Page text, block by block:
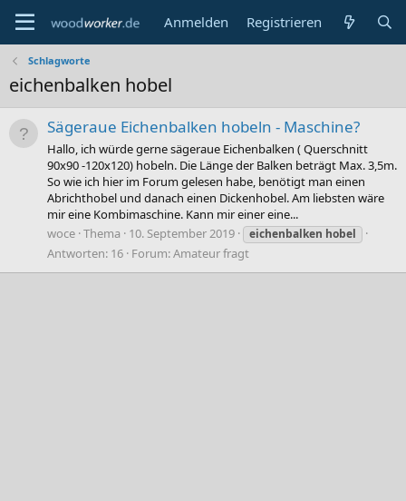
Anmelden Registrieren
Schlagworte
eichenbalken hobel
Sägeraue Eichenbalken hobeln - Maschine?
Hallo, ich würde gerne sägeraue Eichenbalken ( Querschnitt
90x90 -120x120) hobeln. Die Länge der Balken beträgt Max. 3,5m.
So wie ich hier im Forum gelesen habe, benötigt man einen
Abrichthobel und danach einen Dickenhobel. Am liebsten wäre
mir eine Kombimaschine. Kann mir einer eine...
woce Thema 10. September 2019 eichenbalken hobel
Antworten: 16 Forum:Amateur fragt